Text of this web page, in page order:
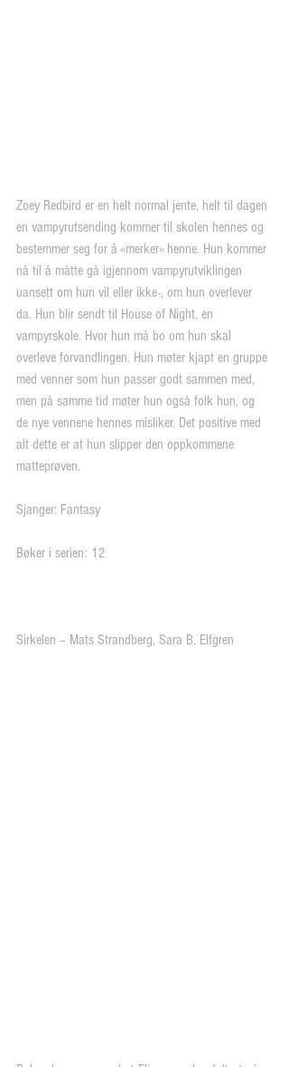
Zoey Redbird er en helt normal jente, helt til dagen
en vampyrutsending kommer til skolen hennes og
bestemmer seg for å «merker» henne. Hun kommer
nå til å måtte gå igjennom vampyrutviklingen
uansett om hun vil eller ikke-, om hun overlever
da. Hun blir sendt til House of Night, en
vampyrskole. Hvor hun må bo om hun skal
overleve forvandlingen. Hun møter kjapt en gruppe
med venner som hun passer godt sammen med,
men på samme tid møter hun også folk hun, og
de nye vennene hennes misliker. Det positive med
alt dette er at hun slipper den oppkommene
matteprøven.
Sjanger: Fantasy
Bøker i serien: 12
Sirkelen – Mats Strandberg, Sara B. Elfgren